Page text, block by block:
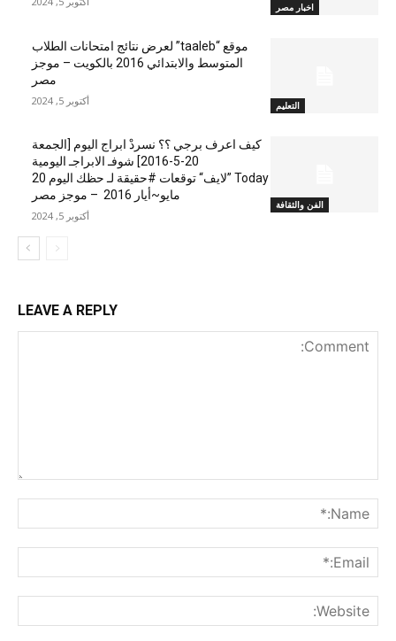
اخبار مصر
التعليم
موقع “taaleb” لعرض نتائج امتحانات الطلاب
المتوسط والابتدائي 2016 بالكويت – موجز
مصر
أكتوبر 5, 2024
الفن والثقافة
كيف اعرف برجي ؟؟ نسردْ ابراج اليوم [الجمعة
20-5-2016] شوفـ الابراجـ اليومية
Today ”لايف“ توقعات #حقيقة لـ حظك اليوم 20
مايو~أيار 2016 – موجز مصر
أكتوبر 5, 2024
LEAVE A REPLY